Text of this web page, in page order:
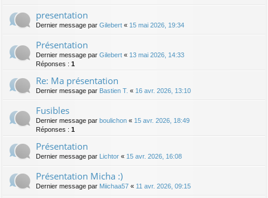
presentation
Dernier message par Gilebert « 15 mai 2026, 19:34
Présentation
Dernier message par Gilebert « 13 mai 2026, 14:33
Réponses : 1
Re: Ma présentation
Dernier message par Bastien T. « 16 avr. 2026, 13:10
Fusibles
Dernier message par boulichon « 15 avr. 2026, 18:49
Réponses : 1
Présentation
Dernier message par Lichtor « 15 avr. 2026, 16:08
Présentation Micha :)
Dernier message par Miichaa57 « 11 avr. 2026, 09:15